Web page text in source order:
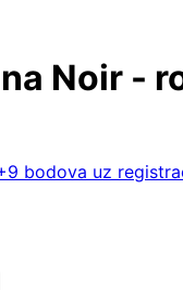
Noir -
9 bodova uz